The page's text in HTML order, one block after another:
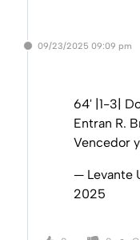
09/23/2025 09:09 pm
64' |1-3|
Entran R.
Vencedor
— Levante
2025